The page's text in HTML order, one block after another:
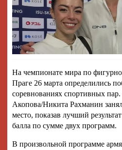
На чемпионате мира по
Праге 26 марта определились
соревнованиях спортивных
Акопова/Никита Рахманин
место, показав лучший
балла по сумме двух программ.
В произвольной программе